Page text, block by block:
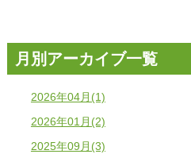
月別アーカイブ一覧
2026年04月(1)
2026年01月(2)
2025年09月(3)